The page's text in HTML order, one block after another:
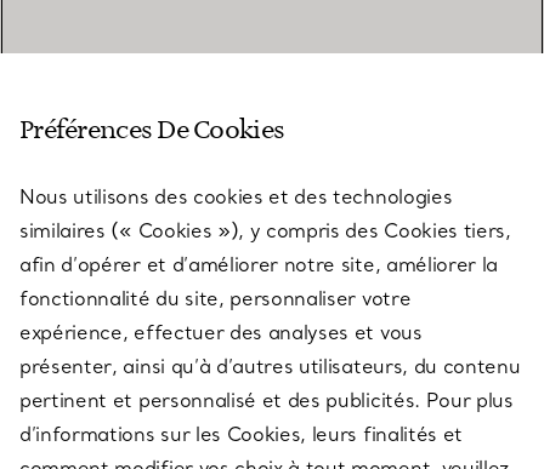
SERVICES
À PROPOS
QUESTIONS LÉGALES
Préférences De Cookies
Nous utilisons des cookies et des technologies
similaires (« Cookies »), y compris des Cookies tiers,
afin d’opérer et d’améliorer notre site, améliorer la
fonctionnalité du site, personnaliser votre
expérience, effectuer des analyses et vous
présenter, ainsi qu’à d’autres utilisateurs, du contenu
pertinent et personnalisé et des publicités. Pour plus
d’informations sur les Cookies, leurs finalités et